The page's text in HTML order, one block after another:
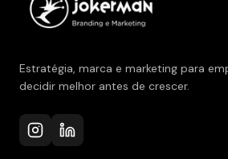
Estratégia, marca e marketing para
decidir melhor antes de crescer.